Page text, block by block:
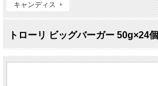
キャンディス
トローリ ビッグバーガー 50g×24個